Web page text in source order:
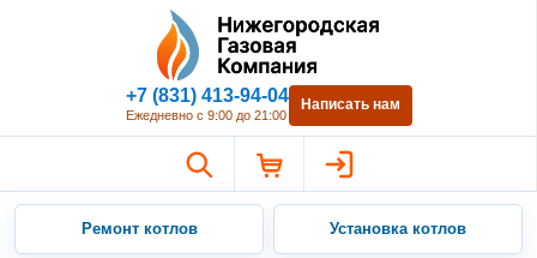
Нижегородская Газовая
+7 (831) 413-94-04
Ежедневно с 9:00 до 21:00
Написать нам
Ремонт котлов Установка котлов